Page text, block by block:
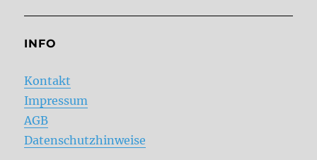
INFO
Kontakt
Impressum
AGB
Datenschutzhinweise